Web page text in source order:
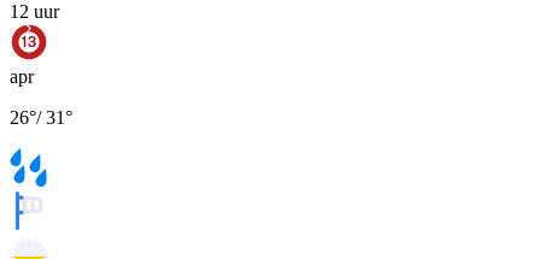
12 uur
apr
26°/31°